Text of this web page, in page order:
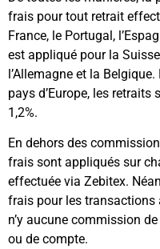
frais pour tout retrait
France, le Portugal,
est appliqué pour la
l’Allemagne et la
pays d’Europe, les
1,2%.
En dehors des
frais sont appliqués sur
effectuée via Zebitex.
frais pour les transactions
n’y aucune commission
ou de compte.